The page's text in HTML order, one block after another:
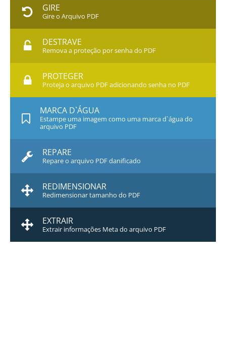
GIRE
Gire o Arquivo PDF
DESTRAVE
Remova a proteção por senha do PDF
PROTEGER
Proteja o arquivo PDF adicionando senha no PDF
MARCA D`ÁGUA
Estampe uma imagem como uma marca d`água do
arquivo PDF
REPARE
Repare o arquivo PDF danificado
REDIMENSIONAR
Redimensionar tamanho do PDF
EXTRAIR
Extrair informações Meta do arquivo PDF